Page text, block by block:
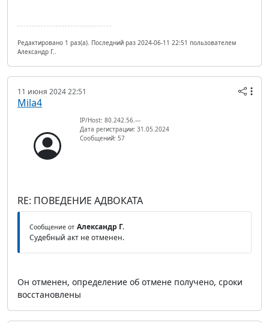
Редактировано 1 раз(а). Последний раз 2024-06-11 22:51 пользователем
Александр Г..
11 июня 2024 22:51
Mila4
IP/Host: 80.242.56.---
Дата регистрации: 31.05.2024
Сообщений: 57
RE: ПОВЕДЕНИЕ АДВОКАТА
Сообщение от Александр Г.
Судебный акт не отменен.
Он отменен, определение об отмене получено, сроки
восстановлены